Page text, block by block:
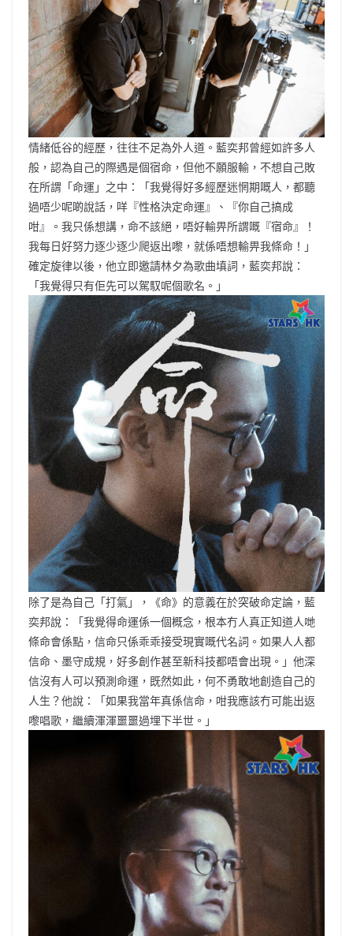
情緒低谷的經歷，往往不足為外人道。藍奕邦曾經如許多人
般，認為自己的際遇是個宿命，但他不願服輸，不想自己敗
在所謂「命運」之中：「我覺得好多經歷迷惘期嘅人，都聽
過唔少呢啲說話，咩『性格決定命運』、『你自己搞成
咁』。我只係想講，命不該絕，唔好輸畀所謂嘅『宿命』！
我每日好努力逐少逐少爬返出嚟，就係唔想輸畀我條命！」
確定旋律以後，他立即邀請林夕為歌曲填詞，藍奕邦說：
「我覺得只有佢先可以駕馭呢個歌名。」
除了是為自己「打氣」，《命》的意義在於突破命定論，藍
奕邦說：「我覺得命運係一個概念，根本冇人真正知道人哋
條命會係點，信命只係乖乖接受現實嘅代名詞。如果人人都
信命、墨守成規，好多創作甚至新科技都唔會出現。」他深
信沒有人可以預測命運，既然如此，何不勇敢地創造自己的
人生？他說：「如果我當年真係信命，咁我應該冇可能出返
嚟唱歌，繼續渾渾噩噩過埋下半世。」